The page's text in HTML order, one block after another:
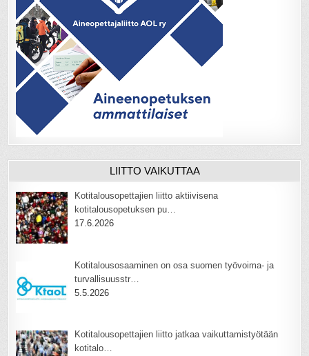
LIITTO VAIKUTTAA
Kotitalousopettajien liitto aktiivisena
kotitalousopetuksen pu…
17.6.2026
Kotitalousosaaminen on osa suomen työvoima- ja
turvallisuusstr…
5.5.2026
Kotitalousopettajien liitto jatkaa vaikuttamistyötään
kotitalo…